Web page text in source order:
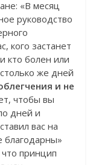
«В месяц
руководство
кого застанет
кто болен или
же дней
и не
чтобы вы
дней и
вас на
благодарны»
принцип